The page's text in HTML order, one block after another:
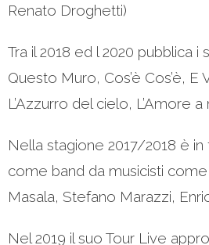
Renato Droghetti)
Tra il 2018 ed l 2020 pubblica i
Questo Muro, Cos’è Cos’è, E
L’Azzurro del cielo, L’Amore a
Nella stagione 2017/2018 è
come band da musicisti
Masala, Stefano Marazzi,
Nel 2019 il suo Tour Live